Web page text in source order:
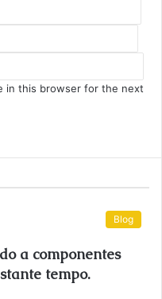
in this browser for the next
Blog
a componentes
tempo.